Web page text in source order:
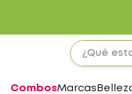
CombosMarcas